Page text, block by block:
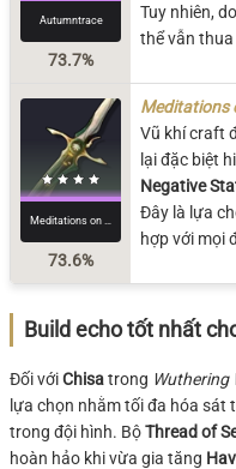
Autumntrace
73.7%
Tuy nhiên,
thể vẫn
73.6%
Meditations
Vũ khí craft
lại đặc biệt
Negative
Đây là lựa
hợp với mọi
Build echo tốt nhất
Đối vớiChisatrong Wuthering
lựa chọn nhằm tối đa hóa sát
trong đội hình. BộThread of
hoàn hảo khi vừa gia tăng